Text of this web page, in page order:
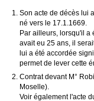
Son acte de décès lui
né vers le 17.1.1669.
Par ailleurs, lorsqu'il a
avait eu 25 ans, il
lui a été accordée
permet de lever cette
Contrat devant M°
Moselle).
Voir également l'acte